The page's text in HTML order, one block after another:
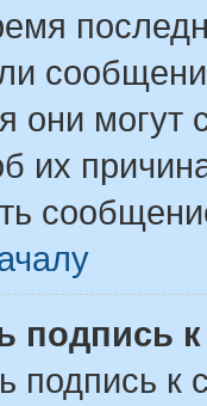
они
их
подпись
подпись